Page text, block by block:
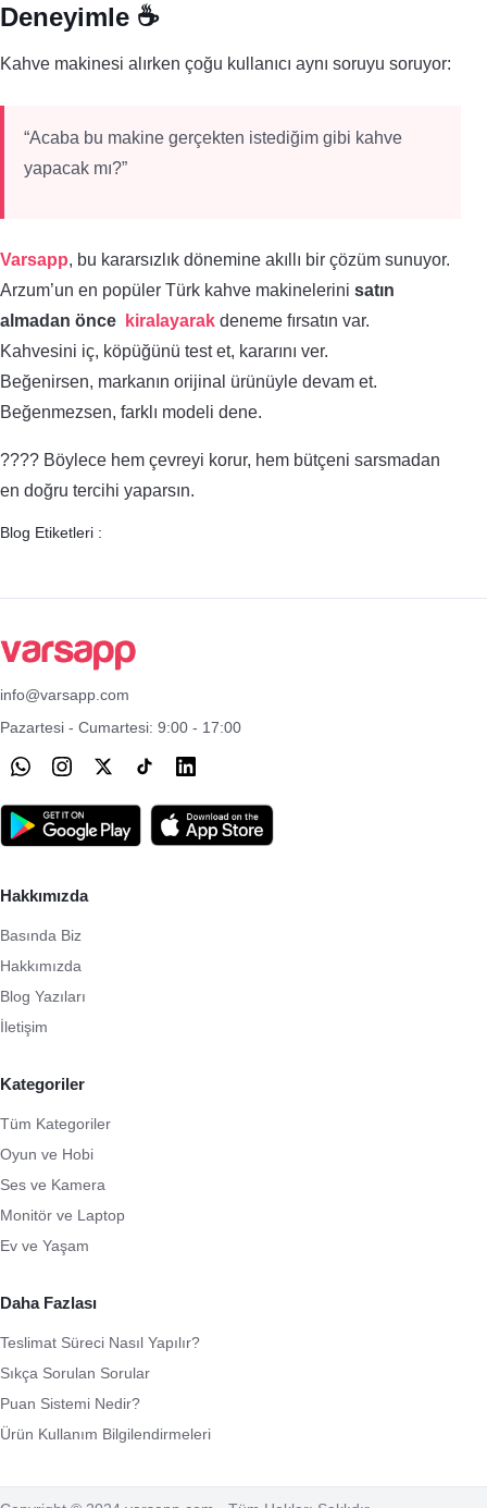
Deneyimle ☕️
Kahve makinesi alırken çoğu kullanıcı aynı soruyu soruyor:
“Acaba bu makine gerçekten istediğim gibi kahve
yapacak mı?”
Varsapp, bu kararsızlık dönemine akıllı bir çözüm sunuyor.
Arzum’un en popüler Türk kahve makinelerini satın
almadan önce
kiralayarak deneme fırsatın var.
Kahvesini iç, köpüğünü test et, kararını ver.
Beğenirsen, markanın orijinal ürünüyle devam et.
Beğenmezsen, farklı modeli dene.
???? Böylece hem çevreyi korur, hem bütçeni sarsmadan
en doğru tercihi yaparsın.
Blog Etiketleri :
info@varsapp.com
Pazartesi - Cumartesi: 9:00 - 17:00
Hakkımızda
Basında Biz
Hakkımızda
Blog Yazıları
İletişim
Kategoriler
Tüm Kategoriler
Oyun ve Hobi
Ses ve Kamera
Monitör ve Laptop
Ev ve Yaşam
Daha Fazlası
Teslimat Süreci Nasıl Yapılır?
Sıkça Sorulan Sorular
Puan Sistemi Nedir?
Ürün Kullanım Bilgilendirmeleri